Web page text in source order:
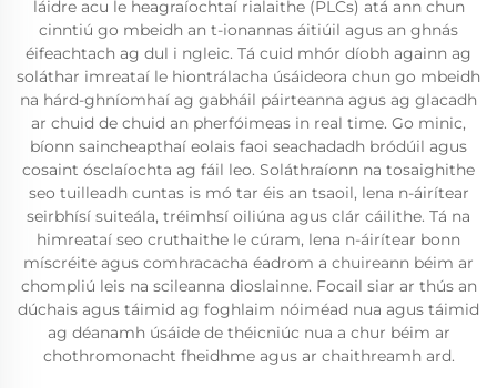
láidre acu le heagraíochtaí rialaithe (PLCs) atá ann chun
cinntiú go mbeidh an t-ionannas áitiúil agus an ghnás
éifeachtach ag dul i ngleic. Tá cuid mhór díobh againn ag
soláthar imreataí le hiontrálacha úsáideora chun go mbeidh
na hárd-ghníomhaí ag gabháil páirteanna agus ag glacadh
ar chuid de chuid an pherfóimeas in real time. Go minic,
bíonn saincheapthaí eolais faoi seachadadh bródúil agus
cosaint ósclaíochta ag fáil leo. Soláthraíonn na tosaighithe
seo tuilleadh cuntas is mó tar éis an tsaoil, lena n-áirítear
seirbhísí suiteála, tréimhsí oiliúna agus clár cáilithe. Tá na
himreataí seo cruthaithe le cúram, lena n-áirítear bonn
míscréite agus comhracacha éadrom a chuireann béim ar
chompliú leis na scileanna dioslainne. Focail siar ar thús an
dúchais agus táimid ag foghlaim nóiméad nua agus táimid
ag déanamh úsáide de théicniúc nua a chur béim ar
chothromonacht fheidhme agus ar chaithreamh ard.